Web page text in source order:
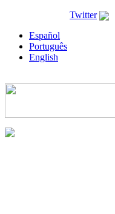
Twitter
Español
Português
English